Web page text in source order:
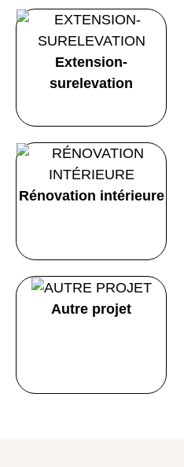
Extension-
surelevation
Rénovation intérieure
Autre projet